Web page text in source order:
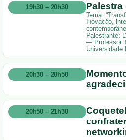
19h30 – 20h30 Palestra
Tema:
Inovação,
Palestrante:
— Professor
Universidade
20h30 – 20h50
20h50 – 21h30